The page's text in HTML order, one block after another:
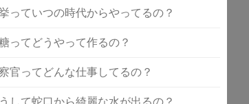
っていつの時代からやってるの？
ってどうやって作るの？
官ってどんな仕事してるの？
して蛇口から綺麗な水が出るの？